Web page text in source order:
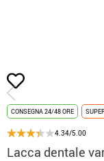
Inizio
CONSEGNA 24/48 ORE
4.34/5.00
Lacca dentale